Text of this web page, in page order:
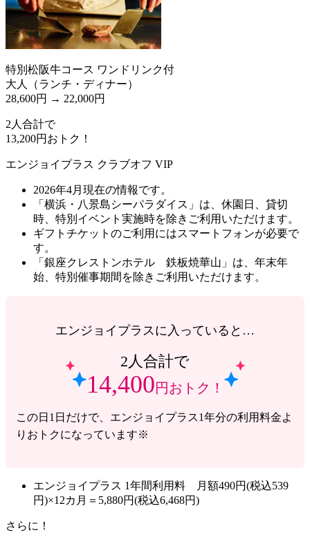
特別松阪牛コース ワンドリンク付
大人（ランチ・ディナー）
28,600円 → 22,000円
2人合計で
13,200円おトク！
エンジョイプラス クラブオフ VIP
2026年4月現在の情報です。
「横浜・八景島シーパラダイス」は、休園日、貸切
時、特別イベント実施時を除きご利用いただけます。
ギフトチケットのご利用にはスマートフォンが必要で
す。
「銀座クレストンホテル 鉄板焼華山」は、年末年
始、特別催事期間を除きご利用いただけます。
エンジョイプラスに入っていると…
2人合計で
14,400円おトク！
この日1日だけで、エンジョイプラス1年分の利用料金よ
りおトクになっています※
エンジョイプラス 1年間利用料 月額490円(税込539
円)×12カ月＝5,880円(税込6,468円)
さらに！